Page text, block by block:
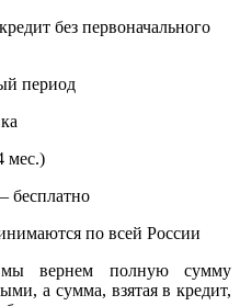
без первоначального
период
мес.)
бесплатно
по всей России
мы вернем полную сумму
а сумма, взятая в кредит,